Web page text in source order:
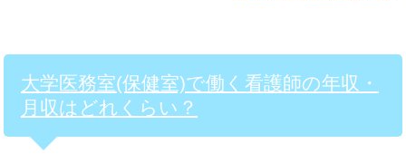
大学医務室(保健室)で働く看護師の年収・
月収はどれくらい？